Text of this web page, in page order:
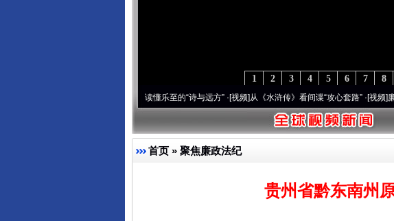
8
7
6
5
4
3
2
1
一首歌的时间，读懂乐至的“诗与远方”·[视频]从《水浒传》看间谍“攻心套路”·[视频]廉洁文化
首页 » 聚焦廉政法纪
贵州省黔东南州